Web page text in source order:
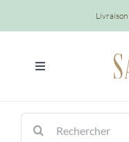
au
Toggle
Rechercher: